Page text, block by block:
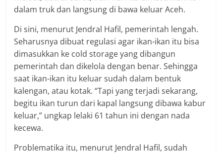
dalam truk dan langsung di bawa keluar Aceh.
Di sini, menurut Jendral Hafil, pemerintah lengah.
Seharusnya dibuat regulasi agar ikan-ikan itu bisa
dimasukkan ke cold storage yang dibangun
pemerintah dan dikelola dengan benar. Sehingga
saat ikan-ikan itu keluar sudah dalam bentuk
kalengan, atau kotak. “Tapi yang terjadi sekarang,
begitu ikan turun dari kapal langsung dibawa kabur
keluar,” ungkap lelaki 61 tahun ini dengan nada
kecewa.
Problematika itu, menurut Jendral Hafil, sudah